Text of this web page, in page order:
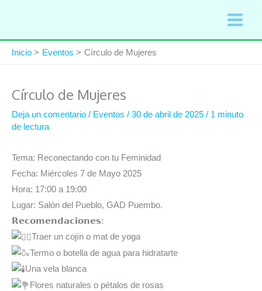
contenido
Inicio
Eventos Círculo de Mujeres
Círculo de Mujeres
Deja un comentario / Eventos / 30 de abril de 2025 / 1 minuto
de lectura
Tema: Reconectando con tu Feminidad
Fecha: Miércoles 7 de Mayo 2025
Hora: 17:00 a 19:00
Lugar: Salón del Pueblo, GAD Puembo.
𝗥𝗲𝗰𝗼𝗺𝗲𝗻𝗱𝗮𝗰𝗶𝗼𝗻𝗲𝘀:
Traer un cojín o mat de yoga
Termo o botella de agua para hidratarte
Una vela blanca
Flores naturales o pétalos de rosas